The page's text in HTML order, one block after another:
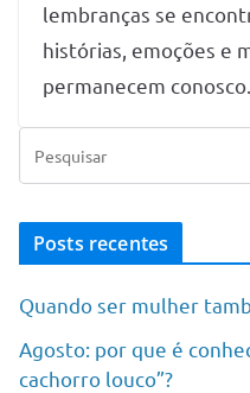
lembranças se
histórias, emoções e
permanecem conosco.
Posts recentes
Quando ser mulher
Agosto: por que é
cachorro louco”?